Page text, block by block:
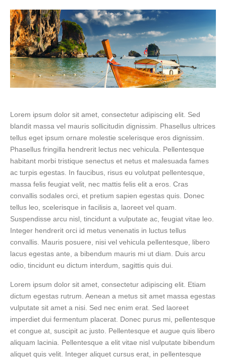
Lorem ipsum dolor sit amet, consectetur adipiscing elit. Sed
blandit massa vel mauris sollicitudin dignissim. Phasellus ultrices
tellus eget ipsum ornare molestie scelerisque eros dignissim.
Phasellus fringilla hendrerit lectus nec vehicula. Pellentesque
habitant morbi tristique senectus et netus et malesuada fames
ac turpis egestas. In faucibus, risus eu volutpat pellentesque,
massa felis feugiat velit, nec mattis felis elit a eros. Cras
convallis sodales orci, et pretium sapien egestas quis. Donec
tellus leo, scelerisque in facilisis a, laoreet vel quam.
Suspendisse arcu nisl, tincidunt a vulputate ac, feugiat vitae leo.
Integer hendrerit orci id metus venenatis in luctus tellus
convallis. Mauris posuere, nisi vel vehicula pellentesque, libero
lacus egestas ante, a bibendum mauris mi ut diam. Duis arcu
odio, tincidunt eu dictum interdum, sagittis quis dui.
Lorem ipsum dolor sit amet, consectetur adipiscing elit. Etiam
dictum egestas rutrum. Aenean a metus sit amet massa egestas
vulputate sit amet a nisi. Sed nec enim erat. Sed laoreet
imperdiet dui fermentum placerat. Donec purus mi, pellentesque
et congue at, suscipit ac justo. Pellentesque et augue quis libero
aliquam lacinia. Pellentesque a elit vitae nisl vulputate bibendum
aliquet quis velit. Integer aliquet cursus erat, in pellentesque